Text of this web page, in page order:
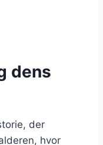
dens
der
hvor